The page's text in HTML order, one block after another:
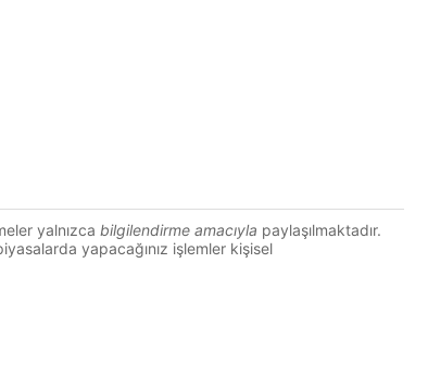
yalnızca bilgilendirme amacıyla paylaşılmaktadır.
yapacağınız işlemler kişisel